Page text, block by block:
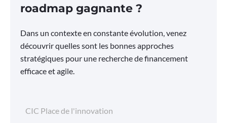
roadmap gagnante ?
Dans un contexte en constante évolution, venez
découvrir quelles sont les bonnes approches
stratégiques pour une recherche de financement
efficace et agile.
CIC Place de l'innovation